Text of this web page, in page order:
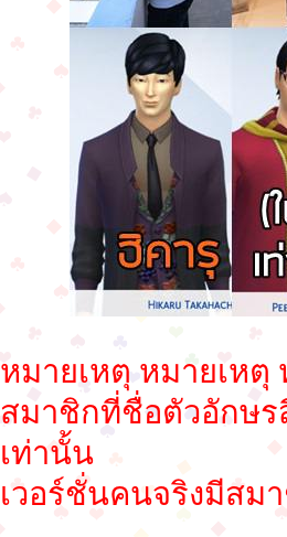
หมายเหตุ หมายเหตุ
สมาชิกที่ชื่อตัวอักษร
เท่านั้น
เวอร์ชั่นคนจริงมีสม